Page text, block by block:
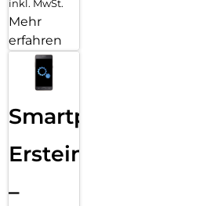
inkl. MwSt.
Mehr
erfahren
Smartphone
Ersteinrichtung
–